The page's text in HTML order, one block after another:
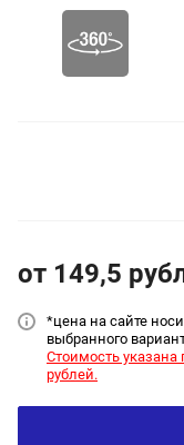
от 149,5 руб
*цена на сайте
выбранного
Стоимость
рублей.